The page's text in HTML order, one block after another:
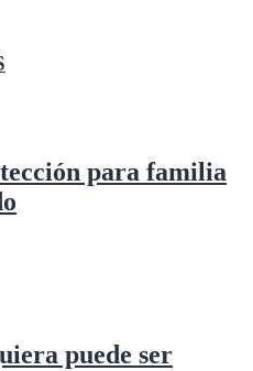
para familia
puede ser